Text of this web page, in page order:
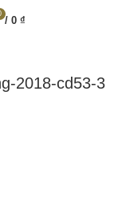
/ 0 ₫
2018-cd53-3